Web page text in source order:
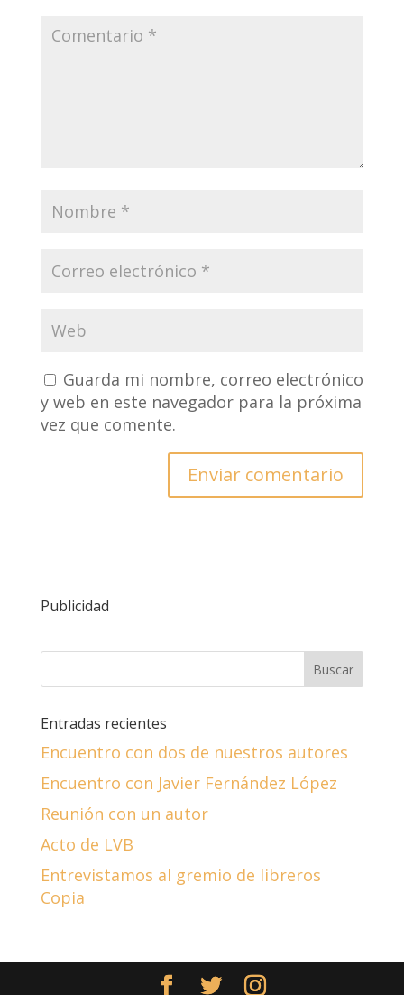
Guarda mi nombre, correo electrónico
y web en este navegador para la próxima
vez que comente.
Publicidad
Entradas recientes
Encuentro con dos de nuestros autores
Encuentro con Javier Fernández López
Reunión con un autor
Acto de LVB
Entrevistamos al gremio de libreros
Copia